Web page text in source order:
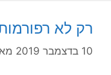
רק לא
10 בדצמבר 2019